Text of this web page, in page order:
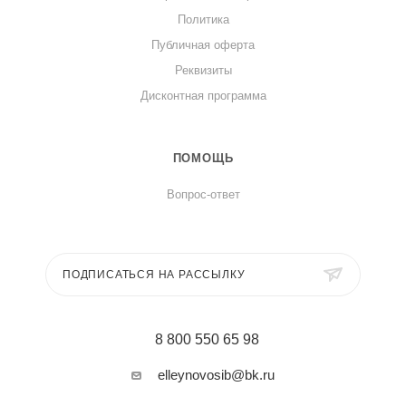
Более подробно, ознакомиться с характеристиками
фарфоровой посуды, можно перейдя по
Политика
Публичная оферта
Реквизиты
Дисконтная программа
ПОМОЩЬ
Вопрос-ответ
ПОДПИСАТЬСЯ НА РАССЫЛКУ
8 800 550 65 98
elleynovosib@bk.ru